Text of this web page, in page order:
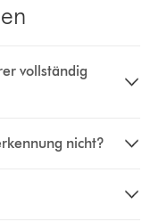
vollständig
nicht?